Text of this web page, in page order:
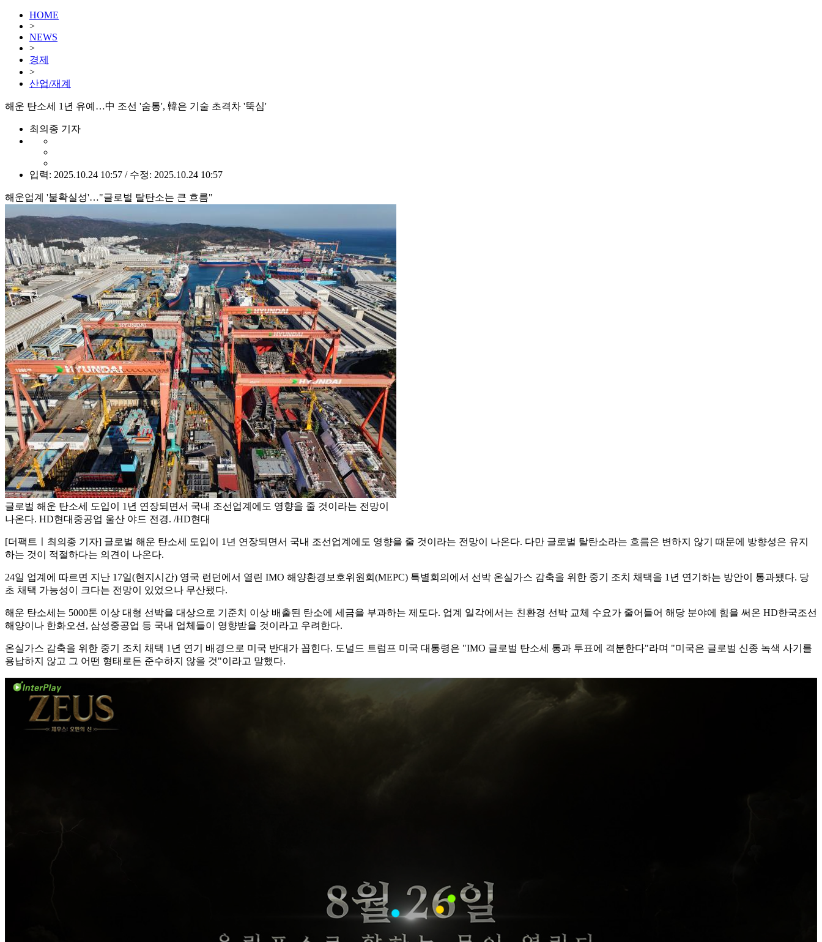
HOME
>
NEWS
>
경제
>
산업/재계
해운 탄소세 1년 유예…中 조선 '숨통', 韓은 기술 초격차 '뚝심'
최의종 기자
입력: 2025.10.24 10:57 / 수정: 2025.10.24 10:57
해운업계 '불확실성'…"글로벌 탈탄소는 큰 흐름"
글로벌 해운 탄소세 도입이 1년 연장되면서 국내 조선업계에도 영향을 줄 것이라는 전망이
나온다. HD현대중공업 울산 야드 전경. /HD현대
[더팩트ㅣ최의종 기자] 글로벌 해운 탄소세 도입이 1년 연장되면서 국내 조선업계에도 영향을 줄 것이라는 전망이 나온다. 다만 글로벌 탈탄소라는 흐름은 변하지 않기 때문에 방향성은 유지
하는 것이 적절하다는 의견이 나온다.
24일 업계에 따르면 지난 17일(현지시간) 영국 런던에서 열린 IMO 해양환경보호위원회(MEPC) 특별회의에서 선박 온실가스 감축을 위한 중기 조치 채택을 1년 연기하는 방안이 통과됐다. 당
초 채택 가능성이 크다는 전망이 있었으나 무산됐다.
해운 탄소세는 5000톤 이상 대형 선박을 대상으로 기준치 이상 배출된 탄소에 세금을 부과하는 제도다. 업계 일각에서는 친환경 선박 교체 수요가 줄어들어 해당 분야에 힘을 써온 HD한국조선
해양이나 한화오션, 삼성중공업 등 국내 업체들이 영향받을 것이라고 우려한다.
온실가스 감축을 위한 중기 조치 채택 1년 연기 배경으로 미국 반대가 꼽힌다. 도널드 트럼프 미국 대통령은 "IMO 글로벌 탄소세 통과 투표에 격분한다"라며 "미국은 글로벌 신종 녹색 사기를
용납하지 않고 그 어떤 형태로든 준수하지 않을 것"이라고 말했다.